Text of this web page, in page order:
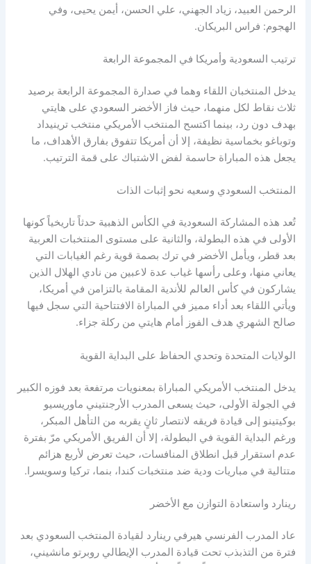
الرحمن العبيد، زياد الجهني، علي الحسن، أيمن يحيى، وفي
الهجوم: فراس البريكان.
ترتيب السعودية وأمريكا في المجموعة الرابعة
يدخل المنتخبان اللقاء وهما في صدارة المجموعة الرابعة برصيد
ثلاث نقاط لكل منهما، حيث فاز الأخضر السعودي على هايتي
بهدف دون رد، بينما اكتسح المنتخب الأمريكي منتخب ترينيداد
وتوباغو بخماسية نظيفة، إلا أن أمريكا تتفوق بفارق الأهداف، ما
يجعل هذه المباراة حاسمة لفض الاشتباك على قمة الترتيب.
المنتخب السعودي وسعيه نحو إثبات الذات
تُعد هذه المشاركة السعودية في الكأس الذهبية حدثاً تاريخياً كونها
الأولى في هذه البطولة، والثانية على مستوى المنتخبات العربية
بعد قطر، ويأمل الأخضر في ترك بصمة قوية رغم الغيابات التي
يعاني منها، وعلى رأسها غياب عدة لاعبين من نادي الهلال الذين
يشاركون في كأس العالم للأندية المقامة بالتزامن في أمريكا،
ويأتي اللقاء بعد أداء مميز في المباراة الافتتاحية التي سجل فيها
صالح الشهري هدف الفوز أمام هايتي من ركلة جزاء.
الولايات المتحدة وتحدي الحفاظ على البداية القوية
يدخل المنتخب الأمريكي المباراة بمعنويات مرتفعة بعد فوزه الكبير
في الجولة الأولى، حيث يسعى المدرب الأرجنتيني ماوريسيو
بوكيتينو إلى قيادة فريقه لانتصار ثانٍ يقربه من التأهل المبكر،
ورغم البداية القوية في البطولة، إلا أن الفريق الأمريكي مرّ بفترة
عدم استقرار قبل انطلاق المنافسات، حيث تعرض لأربع هزائم
متتالية في مباريات ودية ضد منتخبات كندا، بنما، تركيا وسويسرا.
رينارد واستعادة التوازن مع الأخضر
عاد المدرب الفرنسي هيرفي رينارد لقيادة المنتخب السعودي بعد
فترة من التذبذب تحت قيادة المدرب الإيطالي روبرتو مانشيني،